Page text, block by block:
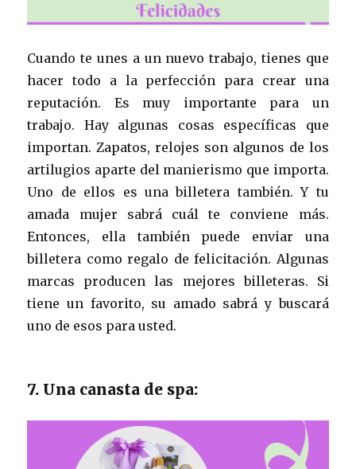
Cuando te unes a un nuevo trabajo, tienes que
hacer todo a la perfección para crear una
reputación. Es muy importante para un
trabajo. Hay algunas cosas específicas que
importan. Zapatos, relojes son algunos de los
artilugios aparte del manierismo que importa.
Uno de ellos es una billetera también. Y tu
amada mujer sabrá cuál te conviene más.
Entonces, ella también puede enviar una
billetera como regalo de felicitación. Algunas
marcas producen las mejores billeteras. Si
tiene un favorito, su amado sabrá y buscará
uno de esos para usted.
7. Una canasta de spa: